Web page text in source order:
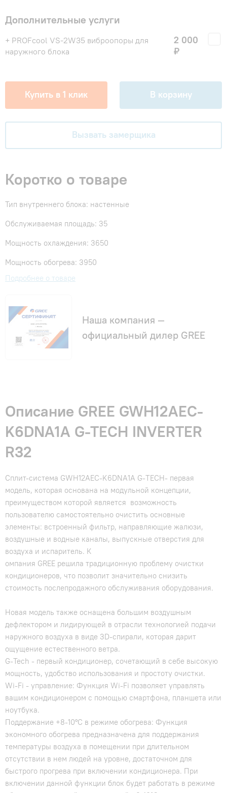
Дополнительные услуги
+ PROFcool VS-2W35 виброопоры для
наружного блока
2 000
₽
Купить в 1 клик В корзину
Вызвать замерщика
Коротко о товаре
Тип внутреннего блока: настенные
Обслуживаемая площадь: 35
Мощность охлаждения: 3650
Мощность обогрева: 3950
Подробнее о товаре
Наша компания —
официальный дилер GREE
Описание GREE GWH12AEC-
K6DNA1A G-TECH INVERTER
R32
Сплит-система GWH12AEC-K6DNA1A G-TECH- первая
модель, которая основана на модульной концепции,
преимуществом которой является возможность
пользователю самостоятельно очистить основные
элементы: встроенный фильтр, направляющие жалюзи,
воздушные и водные каналы, выпускные отверстия для
воздуха и испаритель. К
омпания GREE решила традиционную проблему очистки
кондиционеров, что позволит значительно снизить
стоимость послепродажного обслуживания оборудования.
Новая модель также оснащена большим воздушным
дефлектором и лидирующей в отрасли технологией подачи
наружного воздуха в виде 3D-спирали, которая дарит
ощущение естественного ветра.
G-Tech - первый кондиционер, сочетающий в себе высокую
мощность, удобство использования и простоту очистки.
Wi-Fi - управление: Функция Wi-Fi позволяет управлять
вашим кондиционером с помощью смартфона, планшета или
ноутбука.
Поддержание +8-10°С в режиме обогрева: Функция
экономного обогрева предназначена для поддержания
температуры воздуха в помещении при длительном
отсутствии в нем людей на уровне, достаточном для
быстрого прогрева при включении кондиционера. При
включении данной функции блок будет работать в режиме